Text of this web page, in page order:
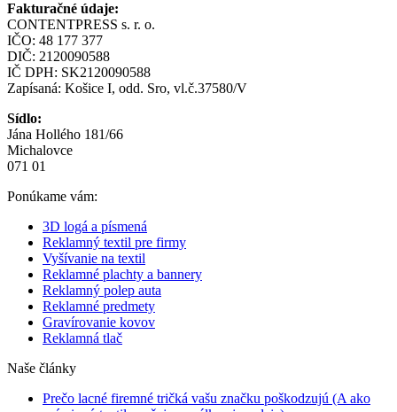
Fakturačné údaje:
CONTENTPRESS s. r. o.
IČO: 48 177 377
DIČ: 2120090588
IČ DPH: SK2120090588
Zapísaná: Košice I, odd. Sro, vl.č.37580/V
Sídlo:
Jána Hollého 181/66
Michalovce
071 01
Ponúkame vám:
3D logá a písmená
Reklamný textil pre firmy
Vyšívanie na textil
Reklamné plachty a bannery
Reklamný polep auta
Reklamné predmety
Gravírovanie kovov
Reklamná tlač
Naše články
Prečo lacné firemné tričká vašu značku poškodzujú (A ako